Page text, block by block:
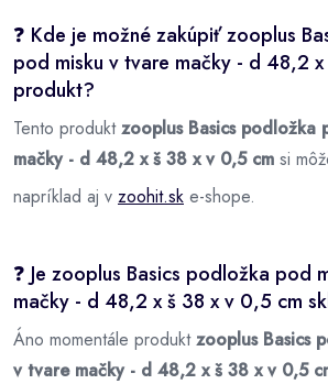
❓ Kde je možné zakúpiť zooplus
pod misku v tvare mačky - d 48,2
produkt?
Tento produktzooplus Basics podložka
mačky - d 48,2 x š 38 x v 0,5 cm si
napríklad aj v zoohit.sk e-shope.
❓ Je zooplus Basics podložka pod
mačky - d 48,2 x š 38 x v 0,5 cm
Áno momentále produktzooplus Basics
v tvare mačky - d 48,2 x š 38 x v 0,5